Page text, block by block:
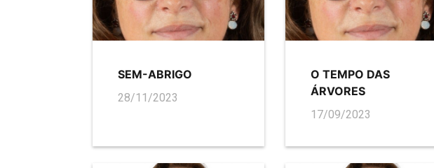
SEM-ABRIGO
28/11/2023
O TEMPO DAS
ÁRVORES
17/09/2023